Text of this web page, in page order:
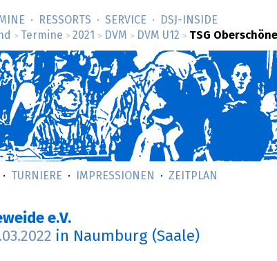
RESSORTS SERVICE
DSJ-­INSIDE
> Termine > 2021 > DVM > DVM U12 > TSG
TURNIERE IMPRESSIONEN ZEITPLAN
e.V.
in Naumburg (Saale)